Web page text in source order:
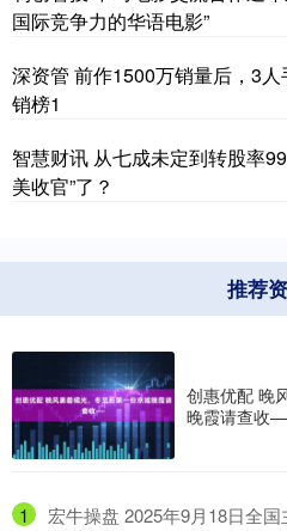
国际竞争力的华语电影”
深资管 前作1500万销量后，3人
销榜1
智慧财讯 从七成未定到转股率
美收官”了？
推荐
创惠优配 晚
晚霞请查收
1 宏牛操盘 2025年9月18日全